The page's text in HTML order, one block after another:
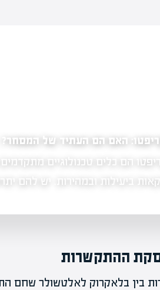
האם הם העתיד של המסחר?
הם כלים טכנולוגיים מתקדמים
ביעילות ובמהירות. יש להם
ההתקשרות
בין בלאקרוק לאלטשולר שחם